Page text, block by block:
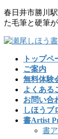
コ
ン
ン
ナ
ビ
ー
春日井市勝川
た毛筆と硬筆が
トップペ
ご案内
無料体験
よくある
お問い合
しほうブ
書Artist
書